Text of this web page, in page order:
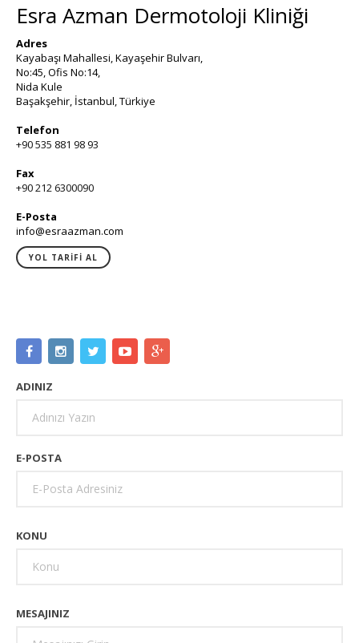
Esra Azman Dermotoloji Kliniği
Adres
Kayabaşı Mahallesi, Kayaşehir Bulvarı,
No:45, Ofis No:14,
Nida Kule
Başakşehir, İstanbul, Türkiye
Telefon
+90 535 881 98 93
Fax
+90 212 6300090
E-Posta
info@esraazman.com
YOL TARIFI AL
ADINIZ
E-POSTA
KONU
MESAJINIZ